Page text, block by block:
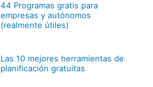
44 Programas gratis para
empresas y autónomos
(realmente útiles)
Las 10 mejores herramientas de
planificación gratuitas